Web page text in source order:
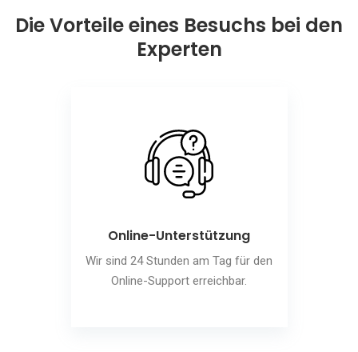
Die Vorteile eines Besuchs bei den
Experten
Online-Unterstützung
Wir sind 24 Stunden am Tag für den
Online-Support erreichbar.